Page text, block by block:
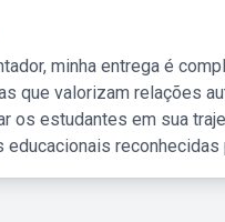
minha entrega é
que valorizam relações
os estudantes em sua
educacionais